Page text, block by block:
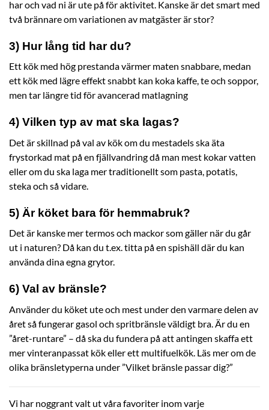
har och vad ni är ute på för aktivitet. Kanske är det smart med
två brännare om variationen av matgäster är stor?
3) Hur lång tid har du?
Ett kök med hög prestanda värmer maten snabbare, medan
ett kök med lägre effekt snabbt kan koka kaffe, te och soppor,
men tar längre tid för avancerad matlagning
4) Vilken typ av mat ska lagas?
Det är skillnad på val av kök om du mestadels ska äta
frystorkad mat på en fjällvandring då man mest kokar vatten
eller om du ska laga mer traditionellt som pasta, potatis,
steka och så vidare.
5) Är köket bara för hemmabruk?
Det är kanske mer termos och mackor som gäller när du går
ut i naturen? Då kan du t.ex. titta på en spishäll där du kan
använda dina egna grytor.
6) Val av bränsle?
Använder du köket ute och mest under den varmare delen av
året så fungerar gasol och spritbränsle väldigt bra. Är du en
”året-runtare” – då ska du fundera på att antingen skaffa ett
mer vinteranpassat kök eller ett multifuelkök. Läs mer om de
olika bränsletyperna under ”Vilket bränsle passar dig?”
Vi har noggrant valt ut våra favoriter inom varje